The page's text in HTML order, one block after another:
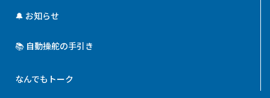
🔔 お知らせ
📚 自動操舵の手引き
なんでもトーク